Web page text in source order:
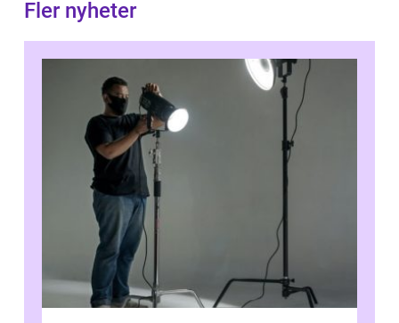
Fler nyheter